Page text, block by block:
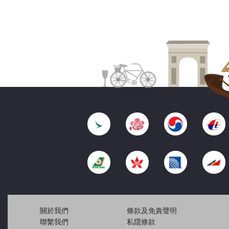
關於我們
聯繫我們
條款及免責聲明
私隱條款